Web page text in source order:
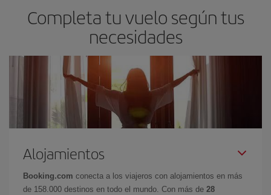
Completa tu vuelo según tus
necesidades
Alojamientos
Booking.com conecta a los viajeros con alojamientos en más
de 158.000 destinos en todo el mundo. Con más de 28